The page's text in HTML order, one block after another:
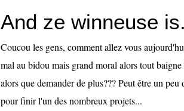
And ze winneuse
Coucou les gens, comment allez vous
mal au bidou mais grand moral alors tout
alors que demander de plus??? Peut être un peu
pour finir l'un des nombreux projets...